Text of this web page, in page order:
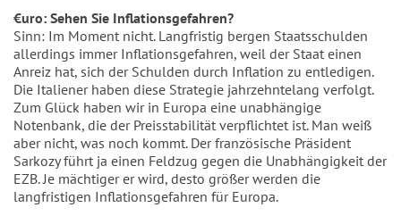
€uro: Sehen Sie Inflationsgefahren?
Sinn: Im Moment nicht. Langfristig bergen Staatsschulden
allerdings immer Inflationsgefahren, weil der Staat einen
Anreiz hat, sich der Schulden durch Inflation zu entledigen.
Die Italiener haben diese Strategie jahrzehntelang verfolgt.
Zum Glück haben wir in Europa eine unabhängige
Notenbank, die der Preisstabilität verpflichtet ist. Man weiß
aber nicht, was noch kommt. Der französische Präsident
Sarkozy führt ja einen Feldzug gegen die Unabhängigkeit der
EZB. Je mächtiger er wird, desto größer werden die
langfristigen Inflationsgefahren für Europa.